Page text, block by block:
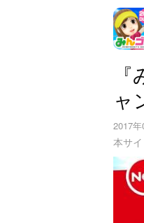
ャ
2017
本サ